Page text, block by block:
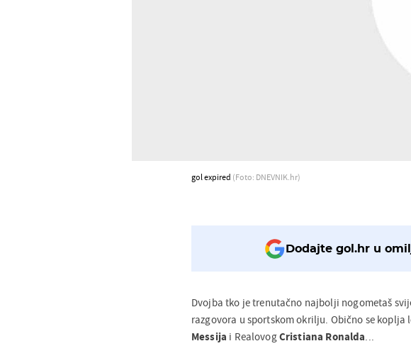
gol expired (Foto: DNEVNIK.hr)
Dodajte gol.hr u
Dvojba tko je trenutačno najbolji nogometaš
razgovora u sportskom okrilju. Obično se koplja
Messija i RealovogCristiana Ronalda...